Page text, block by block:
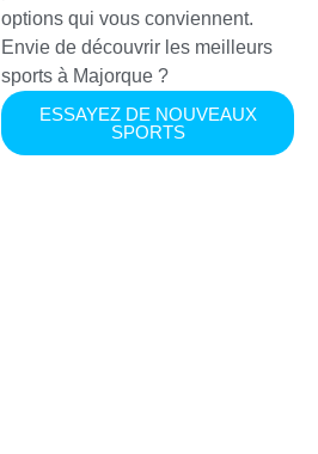
options qui vous conviennent.
Envie de découvrir les meilleurs
sports à Majorque ?
ESSAYEZ DE NOUVEAUX
SPORTS